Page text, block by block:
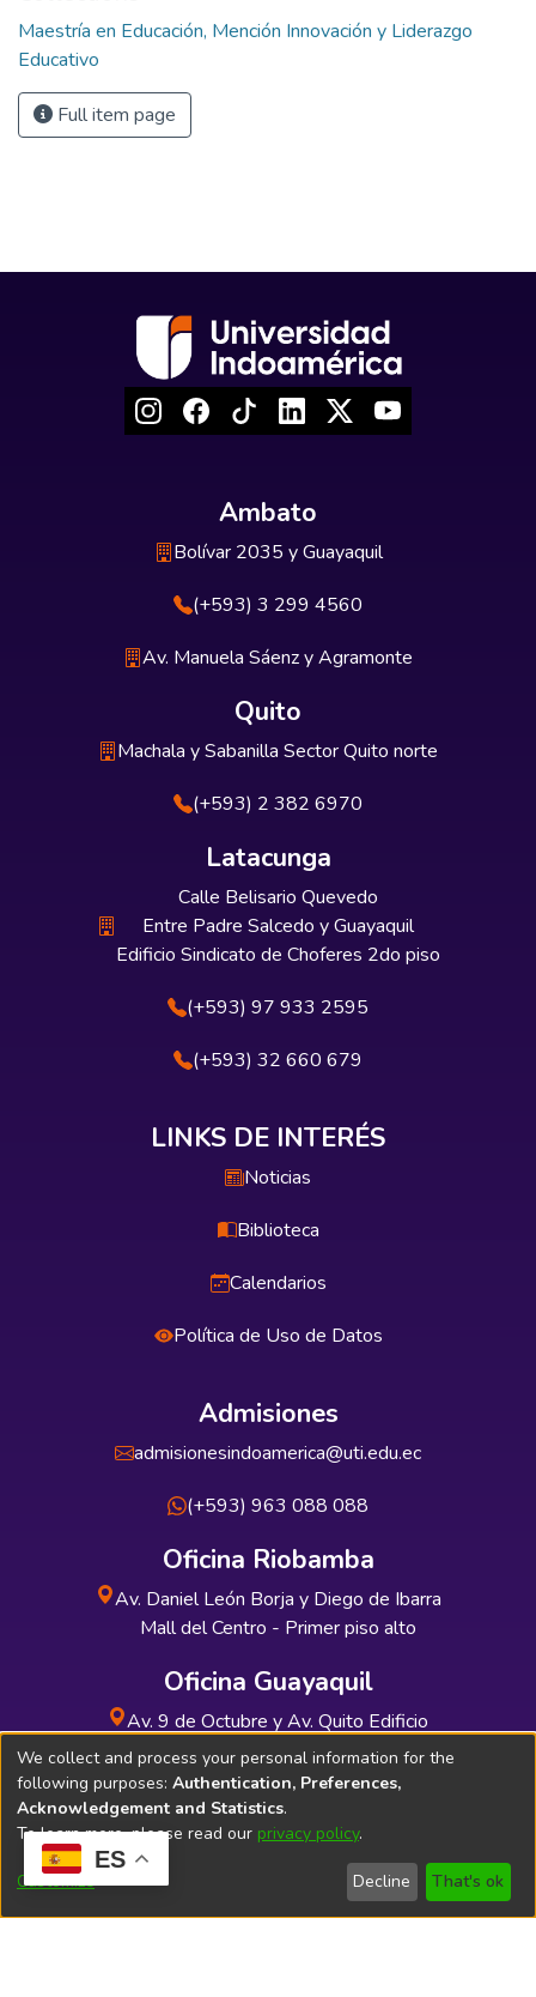
ES
Maestría en Educación, Mención Innovación y Liderazgo
Educativo
Full item page
Ambato
Bolívar 2035 y Guayaquil
(+593) 3 299 4560
Av. Manuela Sáenz y Agramonte
Quito
Machala y Sabanilla Sector Quito norte
(+593) 2 382 6970
Latacunga
Calle Belisario Quevedo
Entre Padre Salcedo y Guayaquil
Edificio Sindicato de Choferes 2do piso
(+593) 97 933 2595
(+593) 32 660 679
LINKS DE INTERÉS
Noticias
Biblioteca
Calendarios
Política de Uso de Datos
Admisiones
admisionesindoamerica@uti.edu.ec
(+593) 963 088 088
Oficina Riobamba
Av. Daniel León Borja y Diego de Ibarra
Mall del Centro - Primer piso alto
Oficina Guayaquil
Av. 9 de Octubre y Av. Quito Edificio
INDUAUTO - Planta baja
Soporte Técnico Bibliolatino.com
We collect and process your personal information for the
following purposes: Authentication, Preferences,
Acknowledgement and Statistics.
To learn more, please read our privacy policy.
Customize Decline That's ok